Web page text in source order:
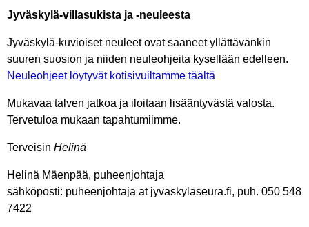
Jyväskylä-villasukista ja -neuleesta
Jyväskylä-kuvioiset neuleet ovat saaneet yllättävänkin
suuren suosion ja niiden neuleohjeita kysellään edelleen.
Neuleohjeet löytyvät kotisivuiltamme täältä
Mukavaa talven jatkoa ja iloitaan lisääntyvästä valosta.
Tervetuloa mukaan tapahtumiimme.
Terveisin Helinä
Helinä Mäenpää, puheenjohtaja
sähköposti: puheenjohtaja at jyvaskylaseura.fi, puh. 050 548
7422